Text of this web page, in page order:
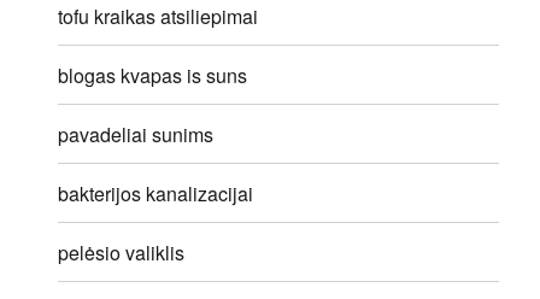
tofu kraikas atsiliepimai
blogas kvapas is suns
pavadeliai sunims
bakterijos kanalizacijai
pelėsio valiklis